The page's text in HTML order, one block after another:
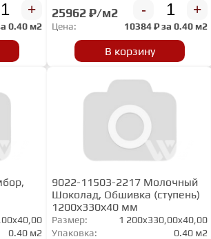
+
0.40 м2
25962 ₽/м2 - +
Цена: 10384₽ за0.40 м2
В корзину
0.40 м2
9022-11503-2217 Молочный
Шоколад, Обшивка (ступень)
1200х330х40 мм
Размер:
1 200x330,00x40,00
Упаковка:
0.40 м2